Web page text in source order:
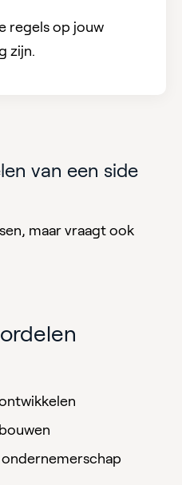
regels op jouw
zijn.
van een side
maar vraagt ook